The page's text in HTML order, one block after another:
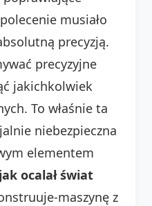
musiało
precyzją.
precyzyjne
jakichkolwiek
To właśnie ta
niebezpieczna
elementem
jak ocalał świat
maszynę z